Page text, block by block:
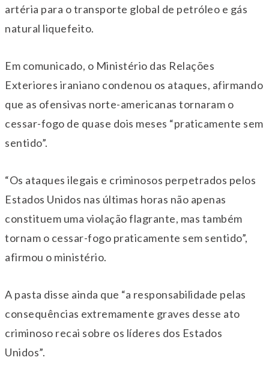
artéria para o transporte global de petróleo e gás
natural liquefeito.
Em comunicado, o Ministério das Relações
Exteriores iraniano condenou os ataques, afirmando
que as ofensivas norte-americanas tornaram o
cessar-fogo de quase dois meses “praticamente sem
sentido”.
“Os ataques ilegais e criminosos perpetrados pelos
Estados Unidos nas últimas horas não apenas
constituem uma violação flagrante, mas também
tornam o cessar-fogo praticamente sem sentido”,
afirmou o ministério.
A pasta disse ainda que “a responsabilidade pelas
consequências extremamente graves desse ato
criminoso recai sobre os líderes dos Estados
Unidos”.